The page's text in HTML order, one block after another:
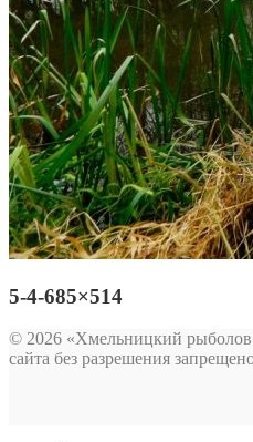
5-4-685×514
© 2026 «Хмельницкий
сайта без разрешения